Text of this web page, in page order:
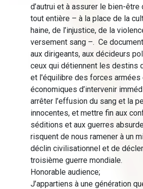
d’autrui et à assurer le bien-être
tout entière – à la place de la
haine, de l’injustice, de la
versement sang –. Ce
aux dirigeants, aux décideurs
ceux qui détiennent les destins
et l'équilibre des forces armées
économiques d’intervenir
arrêter l’effusion du sang et la
innocentes, et mettre fin aux
séditions et aux guerres
risquent de nous ramener à un
déclin civilisationnel et de
troisième guerre mondiale.
Honorable audience;
J’appartiens à une génération